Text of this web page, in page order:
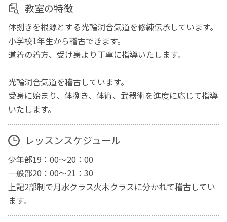
教室の特徴
体捌きを根源とする光輪洞合気道を修練伝承しています。
小学校1年生から稽古できます。
道着の着方、受け身より丁寧に指導いたします。
光輪洞合気道を稽古しています。
受身に始まり、体捌き、体術、武器術を進度に応じて指導
いたします。
レッスンスケジュール
少年部19：00～20：00
一般部20：00～21：30
上記2部制で月水クラス火木クラスに分かれて稽古してい
ます。